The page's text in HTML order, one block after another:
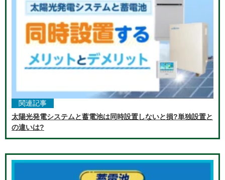
関連記事
太陽光発電システムと蓄電池は同時設置しないと損?単独設置と
の違いは?